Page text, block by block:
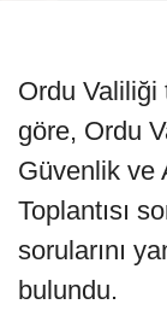
Ordu Valiliği
göre, Ordu
Güvenlik ve
Toplantısı
sorularını
bulundu.